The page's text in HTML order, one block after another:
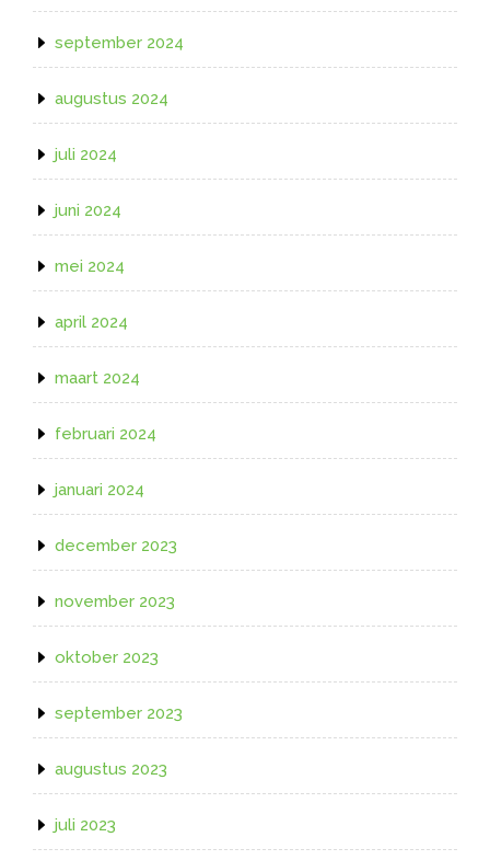
september 2024
augustus 2024
juli 2024
juni 2024
mei 2024
april 2024
maart 2024
februari 2024
januari 2024
december 2023
november 2023
oktober 2023
september 2023
augustus 2023
juli 2023